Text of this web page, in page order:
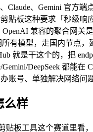
Claude、Gemini 官方端
贴板这种要求「秒级响
兼容的聚合网关
有模型，走国内节点，
就是干这个的，把
DeepSeek 都能在
账号、单独解决网络问题
么样
贴板工具这个赛道里看